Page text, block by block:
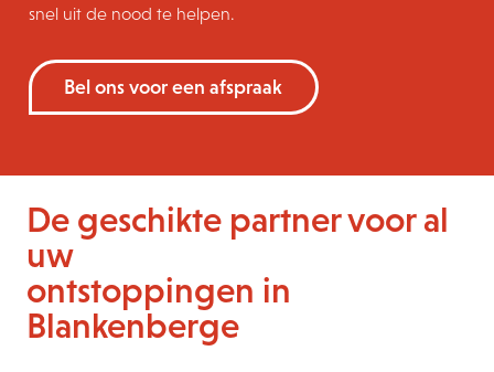
snel uit de nood te helpen.
Bel ons voor een afspraak
De geschikte partner voor al
uw
ontstoppingen in
Blankenberge